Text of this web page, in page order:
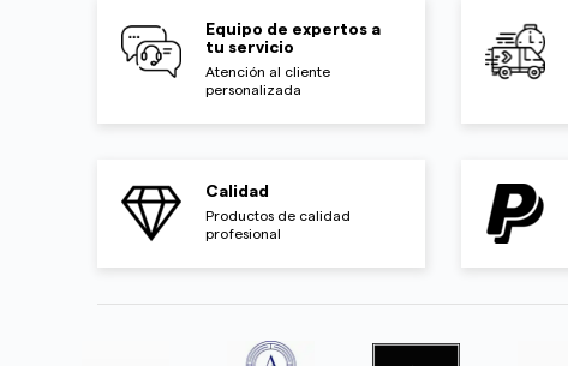
Equipo de expertos a
tu servicio
Atención al cliente
personalizada
Calidad
Productos de calidad
profesional